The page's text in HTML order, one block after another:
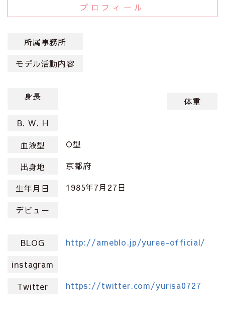
プロフィール
所属事務所
モデル活動内容
身長
体重
B. W. H
血液型
O型
出身地 京都府
生年月日 1985年7月27日
デビュー
BLOG http://ameblo.jp/yuree-official/
instagram
Twitter
https://twitter.com/yurisa0727